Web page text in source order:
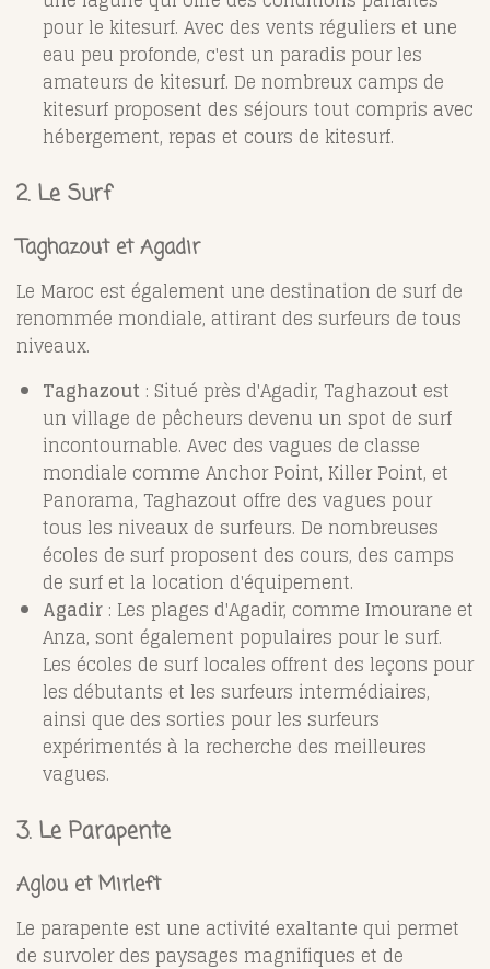
pour le kitesurf. Avec des vents réguliers et une
eau peu profonde, c'est un paradis pour les
amateurs de kitesurf. De nombreux camps de
kitesurf proposent des séjours tout compris avec
hébergement, repas et cours de kitesurf.
2. Le Surf
Taghazout et Agadir
Le Maroc est également une destination de surf de
renommée mondiale, attirant des surfeurs de tous
niveaux.
Taghazout : Situé près d'Agadir, Taghazout est
un village de pêcheurs devenu un spot de surf
incontournable. Avec des vagues de classe
mondiale comme Anchor Point, Killer Point, et
Panorama, Taghazout offre des vagues pour
tous les niveaux de surfeurs. De nombreuses
écoles de surf proposent des cours, des camps
de surf et la location d'équipement.
Agadir : Les plages d'Agadir, comme Imourane et
Anza, sont également populaires pour le surf.
Les écoles de surf locales offrent des leçons pour
les débutants et les surfeurs intermédiaires,
ainsi que des sorties pour les surfeurs
expérimentés à la recherche des meilleures
vagues.
3. Le Parapente
Aglou et Mirleft
Le parapente est une activité exaltante qui permet
de survoler des paysages magnifiques et de